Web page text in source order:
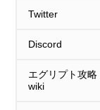
Twitter
Discord
エグリプト攻略
wiki